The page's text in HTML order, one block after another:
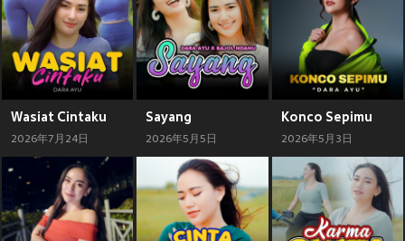
Wasiat Cintaku
2026年7月24日
Sayang
2026年5月5日
Konco Sepimu
2026年5月3日